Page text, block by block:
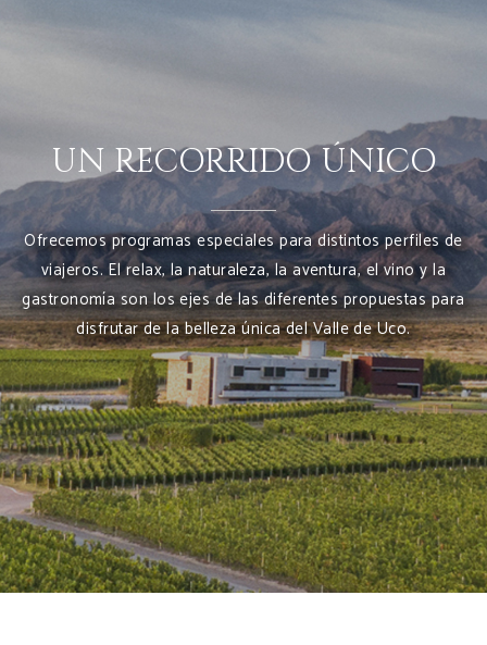
UN RECORRIDO ÚNICO
Ofrecemos programas especiales para distintos perfiles de
viajeros. El relax, la naturaleza, la aventura, el vino y la
gastronomía son los ejes de las diferentes propuestas para
disfrutar de la belleza única del Valle de Uco.